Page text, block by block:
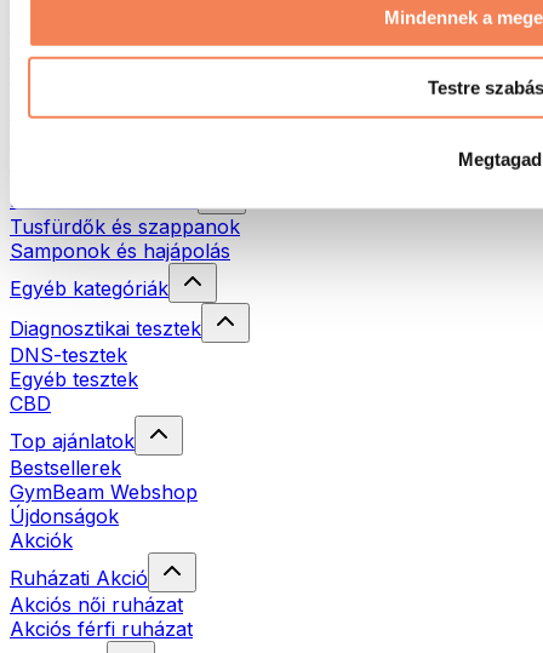
Mindennek a
Testre szabás
Megtagad
Vörösfény-terápia
Öko háztartás
Natúrkozmetikumok
Tusfürdők és szappanok
Samponok és hajápolás
Egyéb kategóriák
Diagnosztikai tesztek
DNS-tesztek
Egyéb tesztek
CBD
Top ajánlatok
Bestsellerek
GymBeam Webshop
Újdonságok
Akciók
Ruházati Akció
Akciós női ruházat
Akciós férfi ruházat